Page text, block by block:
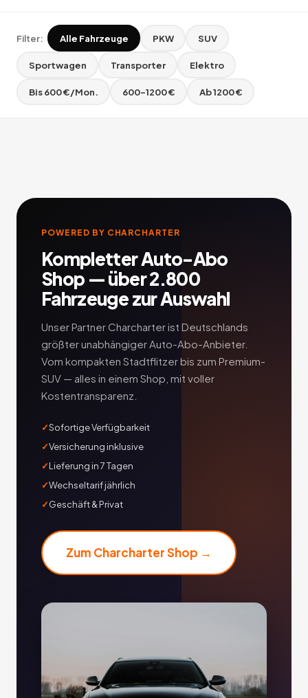
Filter: Alle Fahrzeuge PKW SUV
Sportwagen Transporter Elektro
Bis 600 €/Mon. 600–1200 € Ab 1200 €
POWERED BY CHARCHARTER
Kompletter Auto-Abo
Shop — über 2.800
Fahrzeuge zur Auswahl
Unser Partner Charcharter ist Deutschlands
größter unabhängiger Auto-Abo-Anbieter.
Vom kompakten Stadtflitzer bis zum Premium-
SUV — alles in einem Shop, mit voller
Kostentransparenz.
Sofortige Verfügbarkeit
Versicherung inklusive
Lieferung in 7 Tagen
Wechseltarif jährlich
Geschäft & Privat
Zum Charcharter Shop →